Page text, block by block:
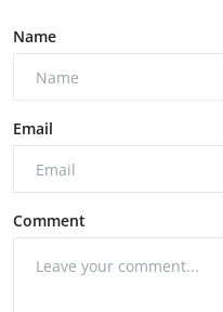
Name
Email
Comment